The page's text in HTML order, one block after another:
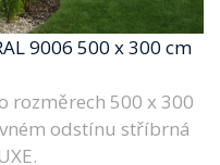
9006 500 x 300 cm
rozměrech 500 x 300
odstínu stříbrná